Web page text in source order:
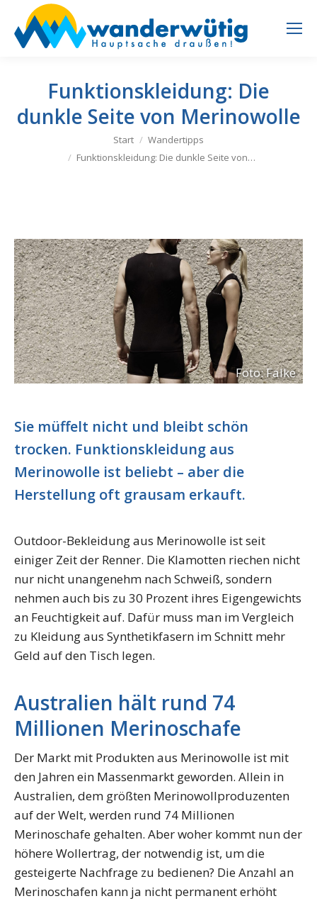
Funktionskleidung: Die
dunkle Seite von Merinowolle
Sie befinden sich hier:
Start
Wandertipps
Funktionskleidung: Die dunkle Seite von…
Foto: Falke
Sie müffelt nicht und bleibt schön
trocken. Funktionskleidung aus
Merinowolle ist beliebt – aber die
Herstellung oft grausam erkauft.
Outdoor-Bekleidung aus Merinowolle ist seit
einiger Zeit der Renner. Die Klamotten riechen nicht
nur nicht unangenehm nach Schweiß, sondern
nehmen auch bis zu 30 Prozent ihres Eigengewichts
an Feuchtigkeit auf. Dafür muss man im Vergleich
zu Kleidung aus Synthetikfasern im Schnitt mehr
Geld auf den Tisch legen.
Australien hält rund 74
Millionen Merinoschafe
Der Markt mit Produkten aus Merinowolle ist mit
den Jahren ein Massenmarkt geworden. Allein in
Australien, dem größten Merinowollproduzenten
auf der Welt, werden rund 74 Millionen
Merinoschafe gehalten. Aber woher kommt nun der
höhere Wollertrag, der notwendig ist, um die
gesteigerte Nachfrage zu bedienen? Die Anzahl an
Merinoschafen kann ja nicht permanent erhöht